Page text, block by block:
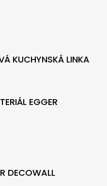
KUCHYNSKÁ LINKA
EGGER
DECOWALL